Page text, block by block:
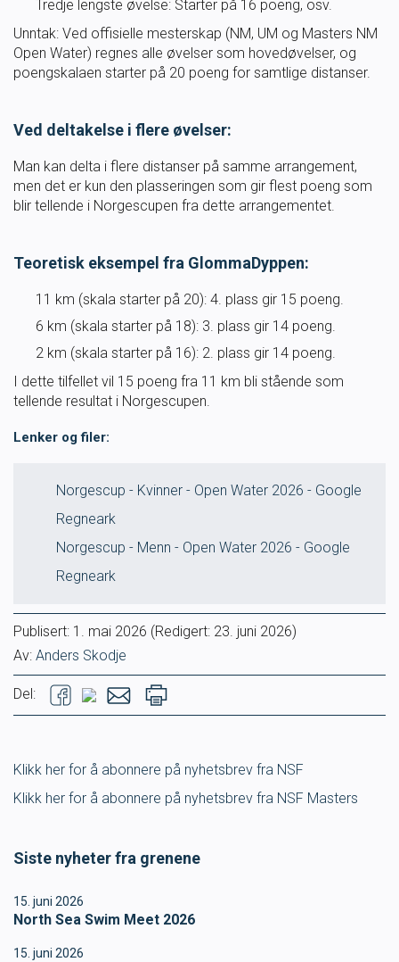
Tredje lengste øvelse: Starter på 16 poeng, osv.
Unntak: Ved offisielle mesterskap (NM, UM og Masters NM
Open Water) regnes alle øvelser som hovedøvelser, og
poengskalaen starter på 20 poeng for samtlige distanser.
Ved deltakelse i flere øvelser:
Man kan delta i flere distanser på samme arrangement,
men det er kun den plasseringen som gir flest poeng som
blir tellende i Norgescupen fra dette arrangementet.
Teoretisk eksempel fra GlommaDyppen:
11 km (skala starter på 20): 4. plass gir 15 poeng.
6 km (skala starter på 18): 3. plass gir 14 poeng.
2 km (skala starter på 16): 2. plass gir 14 poeng.
I dette tilfellet vil 15 poeng fra 11 km bli stående som
tellende resultat i Norgescupen.
Lenker og filer:
Norgescup - Kvinner - Open Water 2026 - Google
Regneark
Norgescup - Menn - Open Water 2026 - Google
Regneark
Publisert: 1. mai 2026 (Redigert: 23. juni 2026)
Av: Anders Skodje
Del:
Klikk her for å abonnere på nyhetsbrev fra NSF
Klikk her for å abonnere på nyhetsbrev fra NSF Masters
Siste nyheter fra grenene
15. juni 2026
North Sea Swim Meet 2026
15. juni 2026